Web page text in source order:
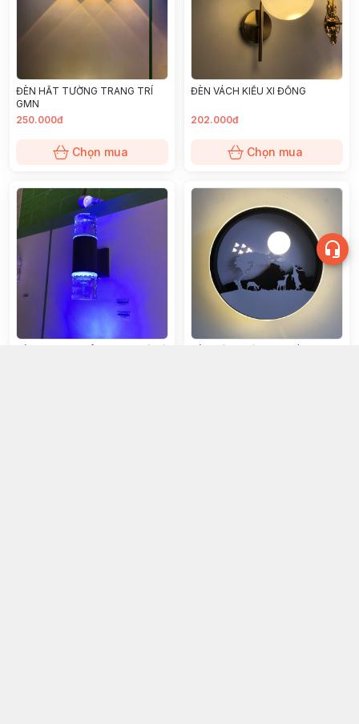
ĐÈN HẮT TƯỜNG TRANG TRÍ
GMN
250.000đ
Chọn mua
ĐÈN VÁCH KIỂU XI ĐỒNG
202.000đ
Chọn mua